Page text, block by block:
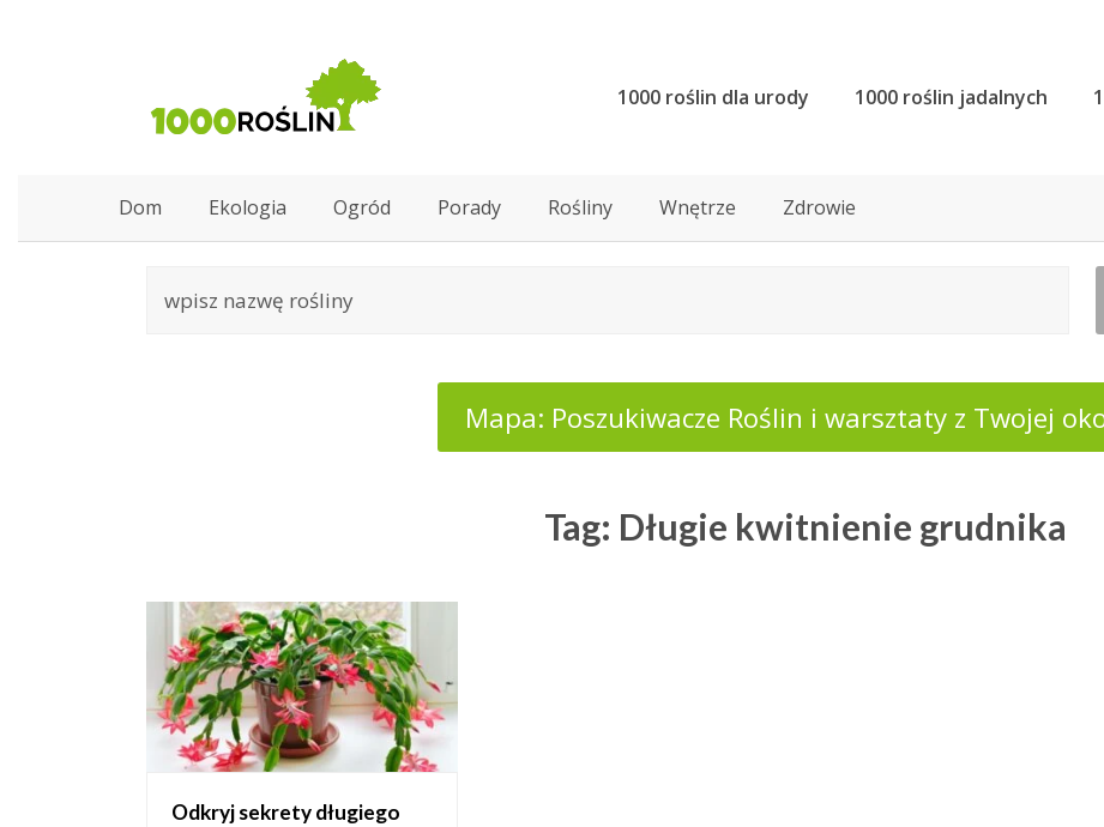
1000 roślin dla urody 1000 roślin jadalnych
Dom Ekologia Ogród Porady Rośliny Wnętrze Zdrowie
Mapa: Poszukiwacze Roślin i warsztaty z Twojej
Tag: Długie kwitnienie grudnika
Odkryj sekrety długiego